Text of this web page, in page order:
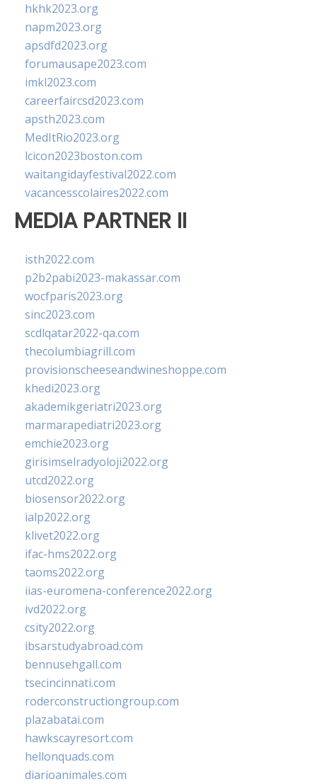
hkhk2023.org
napm2023.org
apsdfd2023.org
forumausape2023.com
imkl2023.com
careerfaircsd2023.com
apsth2023.com
MedItRio2023.org
lcicon2023boston.com
waitangidayfestival2022.com
vacancesscolaires2022.com
MEDIA PARTNER II
isth2022.com
p2b2pabi2023-makassar.com
wocfparis2023.org
sinc2023.com
scdlqatar2022-qa.com
thecolumbiagrill.com
provisionscheeseandwineshoppe.com
khedi2023.org
akademikgeriatri2023.org
marmarapediatri2023.org
emchie2023.org
girisimselradyoloji2022.org
utcd2022.org
biosensor2022.org
ialp2022.org
klivet2022.org
ifac-hms2022.org
taoms2022.org
iias-euromena-conference2022.org
ivd2022.org
csity2022.org
ibsarstudyabroad.com
bennusehgall.com
tsecincinnati.com
roderconstructiongroup.com
plazabatai.com
hawkscayresort.com
hellonquads.com
diarioanimales.com